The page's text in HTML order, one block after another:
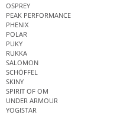
OSPREY
PEAK PERFORMANCE
PHENIX
POLAR
PUKY
RUKKA
SALOMON
SCHÖFFEL
SKINY
SPIRIT OF OM
UNDER ARMOUR
YOGISTAR